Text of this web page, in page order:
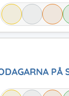
PÅ